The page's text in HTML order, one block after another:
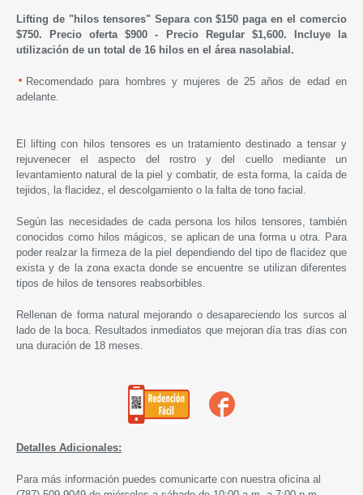
Lifting de "hilos tensores" Separa con $150 paga en el comercio
$750. Precio oferta $900 - Precio Regular $1,600. Incluye la
utilización de un total de 16 hilos en el área nasolabial.
Recomendado para hombres y mujeres de 25 años de edad en
adelante.
El lifting con hilos tensores es un tratamiento destinado a tensar y
rejuvenecer el aspecto del rostro y del cuello mediante un
levantamiento natural de la piel y combatir, de esta forma, la caída de
tejidos, la flacidez, el descolgamiento o la falta de tono facial.
Según las necesidades de cada persona los hilos tensores, también
conocidos como hilos mágicos, se aplican de una forma u otra. Para
poder realzar la firmeza de la piel dependiendo del tipo de flacidez que
exista y de la zona exacta donde se encuentre se utilizan diferentes
tipos de hilos de tensores reabsorbibles.
Rellenan de forma natural mejorando o desapareciendo los surcos al
lado de la boca. Resultados inmediatos que mejoran día tras días con
una duración de 18 meses.
Detalles Adicionales:
Para más información puedes comunicarte con nuestra oficina al